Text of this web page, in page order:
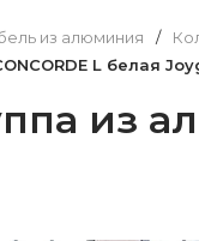
из алюминия /
L белая
из